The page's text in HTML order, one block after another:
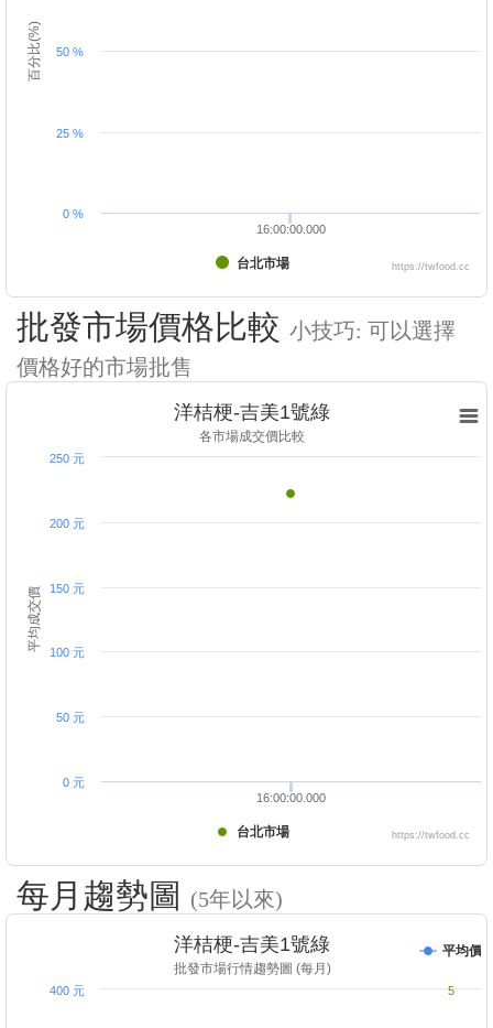
百分比(%)
台北市場
16:00:00.000
0 %
25 %
50 %
https://twfood.cc
批發市場價格比較 小技巧: 可以選擇
價格好的市場批售
平均成交價
洋桔梗-吉美1號綠
各市場成交價比較
台北市場
16:00:00.000
0 元
50 元
100 元
150 元
200 元
250 元
https://twfood.cc
每月趨勢圖 (5年以來)
洋桔梗-吉美1號綠
批發市場行情趨勢圖 (每月)
平均價
400 元 5